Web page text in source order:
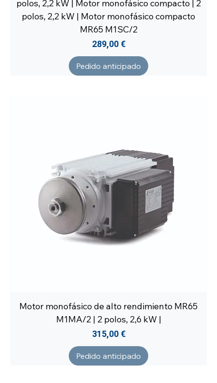
polos, 2,2 kW | Motor monofásico compacto | 2
polos, 2,2 kW | Motor monofásico compacto
MR65 M1SC/2
Precio
289,00 €
Pedido anticipado
Motor monofásico de alto rendimiento MR65
M1MA/2 | 2 polos, 2,6 kW |
Precio
315,00 €
Pedido anticipado